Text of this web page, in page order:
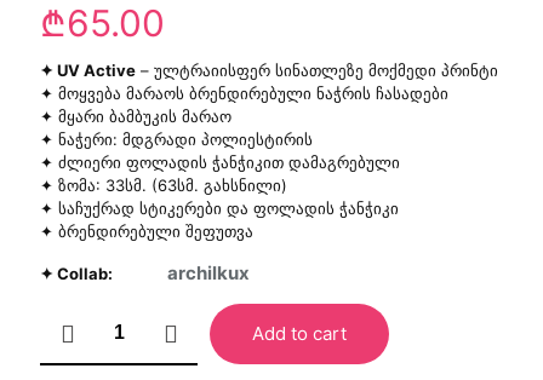
₾65.00
✦ UV Active – ულტრაიისფერ სინათლეზე მოქმედი პრინტი
✦ მოყვება მარაოს ბრენდირებული ნაჭრის ჩასადები
✦ მყარი ბამბუკის მარაო
✦ ნაჭერი: მდგრადი პოლიესტირის
✦ ძლიერი ფოლადის ჭანჭიკით დამაგრებული
✦ ზომა: 33სმ. (63სმ. გახსნილი)
✦ საჩუქრად სტიკერები და ფოლადის ჭანჭიკი
✦ ბრენდირებული შეფუთვა
✦ Collab: archilkux
Add to cart